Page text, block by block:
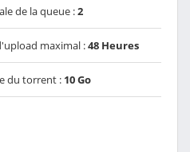
de la queue :2
maximal :48 Heures
du torrent : 10 Go